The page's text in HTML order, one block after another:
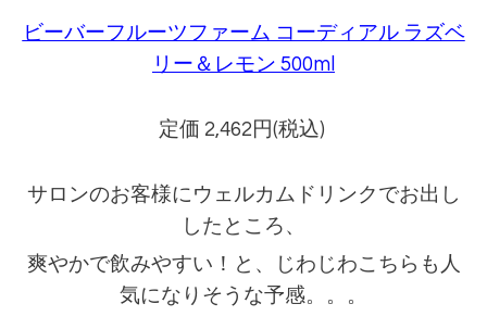
ビーバーフルーツファーム コーディアル ラズベ
リー＆レモン 500ml
定価 2,462円(税込)
サロンのお客様にウェルカムドリンクでお出し
したところ、
爽やかで飲みやすい！と、じわじわこちらも人
気になりそうな予感。。。